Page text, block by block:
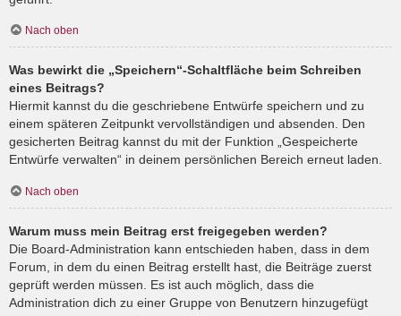
Nach oben
Was bewirkt die „Speichern“-Schaltfläche beim Schreiben
eines Beitrags?
Hiermit kannst du die geschriebene Entwürfe speichern und zu
einem späteren Zeitpunkt vervollständigen und absenden. Den
gesicherten Beitrag kannst du mit der Funktion „Gespeicherte
Entwürfe verwalten“ in deinem persönlichen Bereich erneut laden.
Nach oben
Warum muss mein Beitrag erst freigegeben werden?
Die Board-Administration kann entschieden haben, dass in dem
Forum, in dem du einen Beitrag erstellt hast, die Beiträge zuerst
geprüft werden müssen. Es ist auch möglich, dass die
Administration dich zu einer Gruppe von Benutzern hinzugefügt